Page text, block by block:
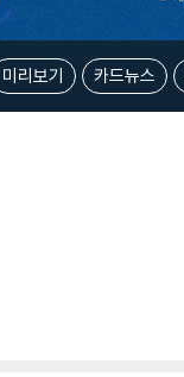
미리보기 카드뉴스